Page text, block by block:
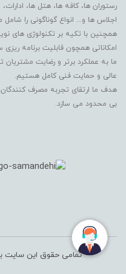
رستوران ها، کافه ها، هتل ها،
اجلاس ها و... انواع گوناگونی را
همچنین با تکیه بر تکنولوژی های
امکاناتی همچون قابلیت برنامه
ما به عملکرد برتر و رضایت
عالی و حمایت فنی کامل هستیم.
هدف ما ارتقای تجربه مصرف
بی محدود می سازد.
تمامی حقوق این سایت